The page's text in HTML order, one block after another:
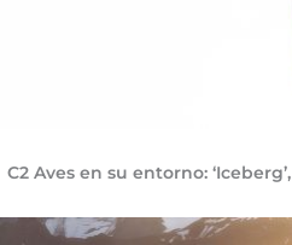
C2 Aves en su entorno: